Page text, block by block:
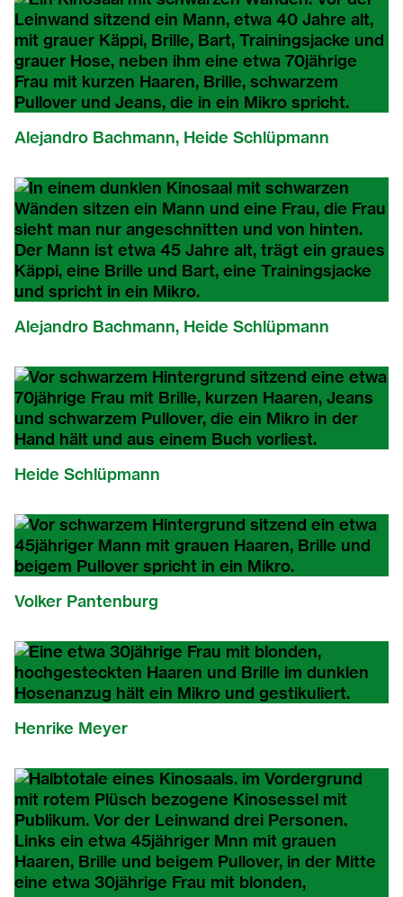
Alejandro Bachmann, Heide Schlüpmann
Alejandro Bachmann, Heide Schlüpmann
Heide Schlüpmann
Volker Pantenburg
Henrike Meyer